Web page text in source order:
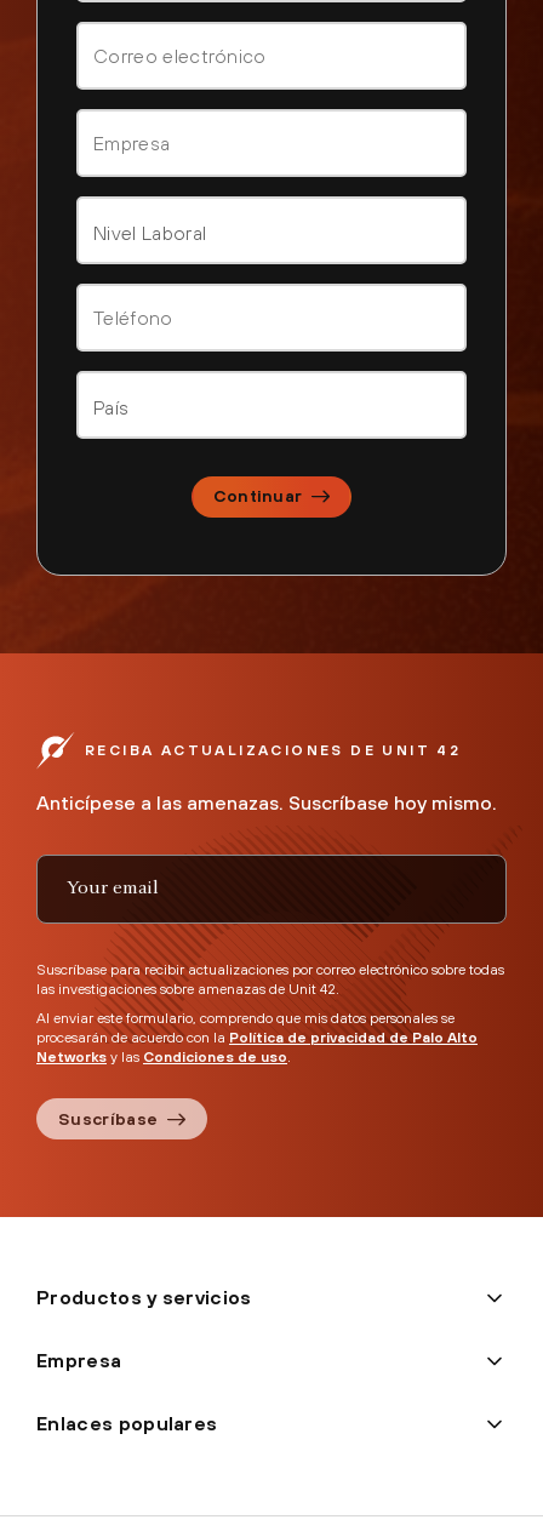
Continuar
RECIBA ACTUALIZACIONES DE UNIT 42
Anticípese a las amenazas. Suscríbase hoy mismo.
Suscríbase para recibir actualizaciones por correo electrónico sobre todas
las investigaciones sobre amenazas de Unit 42.
Al enviar este formulario, comprendo que mis datos personales se
procesarán de acuerdo con la Política de privacidad de Palo Alto
Networks y las Condiciones de uso.
Suscríbase
Productos y servicios
Empresa
Enlaces populares